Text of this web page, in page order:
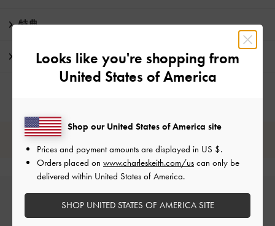
特典
配送 & 返品
レビューは購入した方のみ投稿ができます。
Looks like you're shopping from
United States of America
Shop our United States of America site
Prices and payment amounts are displayed in US $.
Orders placed on www.charleskeith.com/us can only be
delivered within United States of America.
SHOP UNITED STATES OF AMERICA SITE